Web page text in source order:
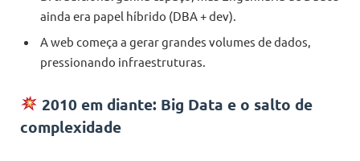
ainda era papel híbrido (DBA + dev).
A web começa a gerar grandes volumes de dados,
pressionando infraestruturas.
2010 em diante: Big Data e o salto de
complexidade